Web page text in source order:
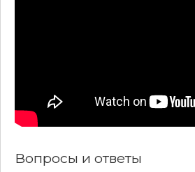
Вопросы и ответы